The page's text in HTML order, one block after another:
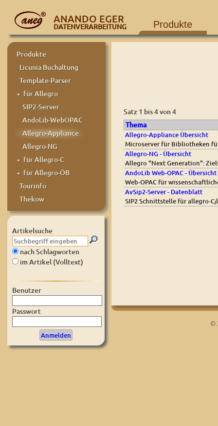
ANANDO EGER
DATENVERARBEITUNG Produkte
Produkte
Licunia Buchaltung
Template-Parser
+ für Allegro
SIP2-Server
AndoLib-WebOPAC
Allegro-Appliance
Allegro-NG
+ für Allegro-C
+ für Allegro-ÖB
Tourinfo
Thekow
Artikelsuche
nach Schlagworten
im Artikel (Volltext)
Benutzer
Passwort
Satz 1 bis 4 von 4
Thema
Allegro-Appliance Übersicht
Microserver für Bibliotheken
Allegro-NG - Übersicht
Allegro "Next Generation":
AndoLib Web-OPAC -
Web-OPAC für
AvSip2-Server - Datenblatt
SIP2 Schnittstelle für allegro-
. ©